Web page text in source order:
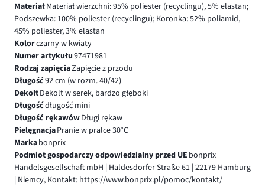
MateriałMateriał wierzchni: 95% poliester (recyclingu), 5% elastan;
Podszewka: 100% poliester (recyclingu); Koronka: 52% poliamid,
45% poliester, 3% elastan
Kolorczarny w kwiaty
Numer artykułu97471981
Rodzaj zapięciaZapięcie z przodu
Długość92 cm (w rozm. 40/42)
DekoltDekolt w serek, bardzo głęboki
Długośćdługość mini
Długość rękawówDługi rękaw
PielęgnacjaPranie w pralce 30°C
Markabonprix
Podmiot gospodarczy odpowiedzialny przed UE bonprix
Handelsgesellschaft mbH | Haldesdorfer Straße 61 | 22179 Hamburg
| Niemcy, Kontakt: https://www.bonprix.pl/pomoc/kontakt/